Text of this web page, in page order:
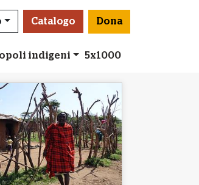
Catalogo Dona
indigeni 5x1000